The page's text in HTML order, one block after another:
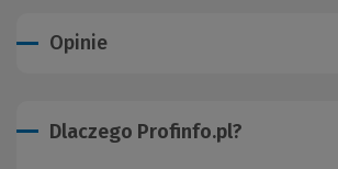
Opinie
Dlaczego Profinfo.pl?